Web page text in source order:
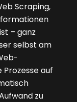
Scraping,
– ganz
selbst am
auf
zu